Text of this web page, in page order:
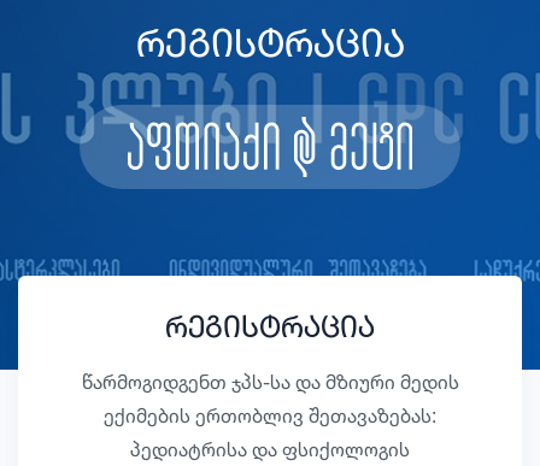
რეგისტრაცია
რეგისტრაცია
წარმოგიდგენთ ჯპს-სა და მზიური მედის
ექიმების ერთობლივ შეთავაზებას:
პედიატრისა და ფსიქოლოგის